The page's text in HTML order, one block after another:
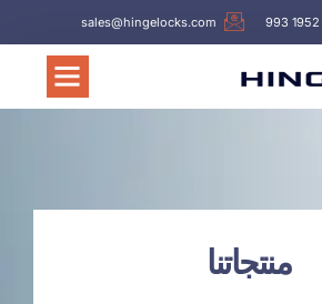
sales@hingelocks.com
منتجاتنا